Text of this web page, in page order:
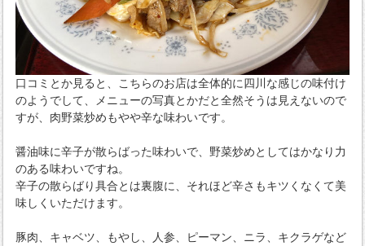
口コミとか見ると、こちらのお店は全体的に四川な感じの味付け
のようでして、メニューの写真とかだと全然そうは見えないので
すが、肉野菜炒めもやや辛な味わいです。
醤油味に辛子が散らばった味わいで、野菜炒めとしてはかなり力
のある味わいですね。
辛子の散らばり具合とは裏腹に、それほど辛さもキツくなくて美
味しくいただけます。
豚肉、キャベツ、もやし、人参、ピーマン、ニラ、キクラゲなど